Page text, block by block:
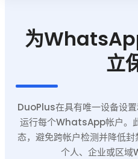
为
立
DuoPlus在具有唯一设备设
运行每个WhatsApp帐户。
态，避免跨帐户检测并降低
个人、企业或区域